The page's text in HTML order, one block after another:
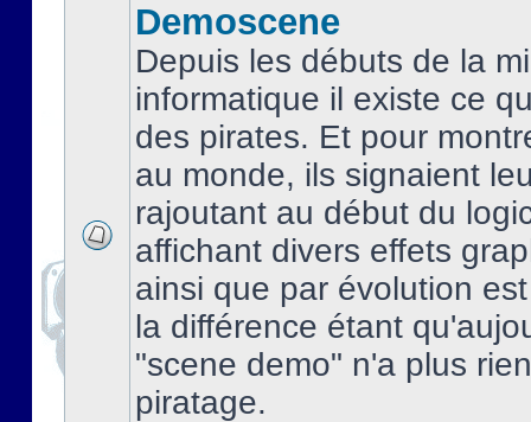
Demoscene
Depuis les débuts de la
informatique il existe ce
des pirates. Et pour
au monde, ils signaient
rajoutant au début du
affichant divers effets
ainsi que par évolution
la différence étant
"scene demo" n'a plus
piratage.